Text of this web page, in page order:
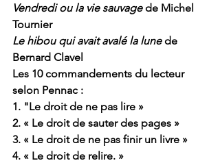
Vendredi ou la vie sauvage de Michel
Tournier
Le hibou qui avait avalé la lune de
Bernard Clavel
Les 10 commandements du lecteur
selon Pennac :
1. "Le droit de ne pas lire »
2. « Le droit de sauter des pages »
3. « Le droit de ne pas finir un livre »
4. « Le droit de relire. »